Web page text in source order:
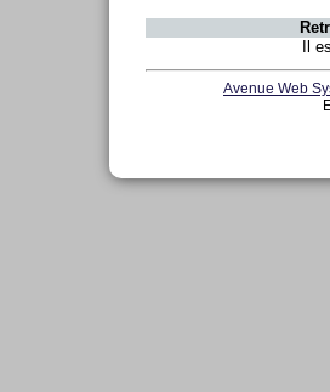
Il
Avenue Web